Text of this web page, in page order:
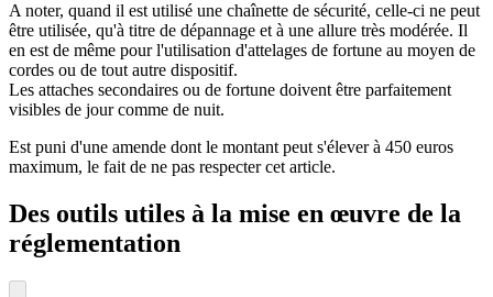
A noter, quand il est utilisé une chaînette de sécurité, celle-ci ne peut
être utilisée, qu'à titre de dépannage et à une allure très modérée. Il
en est de même pour l'utilisation d'attelages de fortune au moyen de
cordes ou de tout autre dispositif.
Les attaches secondaires ou de fortune doivent être parfaitement
visibles de jour comme de nuit.
Est puni d'une amende dont le montant peut s'élever à 450 euros
maximum, le fait de ne pas respecter cet article.
Des outils utiles à la mise en œuvre de la
réglementation